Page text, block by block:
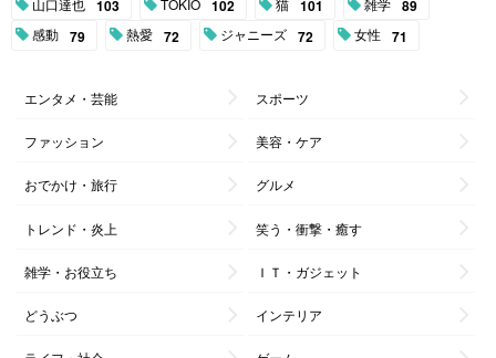
103 102 101 89
感動 79 熱愛 72 ジャニーズ 72 女性 71
エンタメ・芸能 スポーツ
ファッション 美容・ケア
おでかけ・旅行 グルメ
トレンド・炎上 笑う・衝撃・癒す
雑学・お役立ち ＩＴ・ガジェット
どうぶつ インテリア